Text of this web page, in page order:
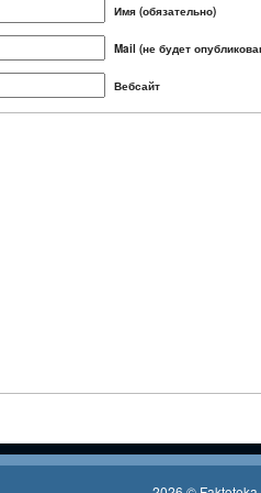
Имя (обязательно)
Mail (не будет
Вебсайт